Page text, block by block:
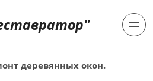
деревянных окон.